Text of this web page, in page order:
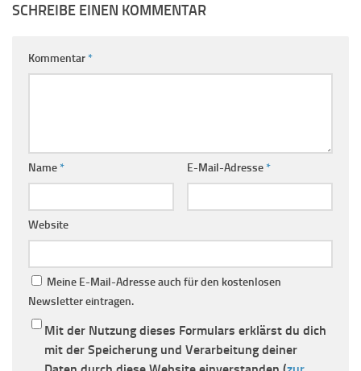
SCHREIBE EINEN KOMMENTAR
Kommentar*
Name* E-Mail-Adresse*
Website
Meine E-Mail-Adresse auch für den kostenlosen
Newsletter eintragen.
Mit der Nutzung dieses Formulars erklärst du dich
mit der Speicherung und Verarbeitung deiner